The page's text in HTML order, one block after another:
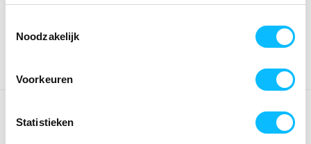
Noodzakelijk
Voorkeuren
Statistieken
OMSCHRIJVING